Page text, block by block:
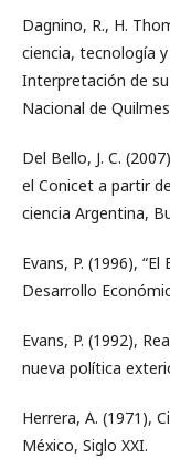
Dagnino, R., H.
ciencia, tecnología
Interpretación de
Nacional de
Del Bello, J. C.
el Conicet a partir
ciencia Argentina,
Evans, P. (1996),
Desarrollo
Evans, P. (1992),
nueva política
Herrera, A. (1971),
México, Siglo XXI.